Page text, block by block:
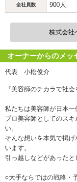
全社員数 900人
株式会社
オーナーからのメッ
代表 小松俊介
『美容師のチカラで社会
私たちは美容師が日本一
プロ美容師としてのス
い。
そんな想いを本気で掲
います。
引っ越しなどがあった
○大手ならではの戦略